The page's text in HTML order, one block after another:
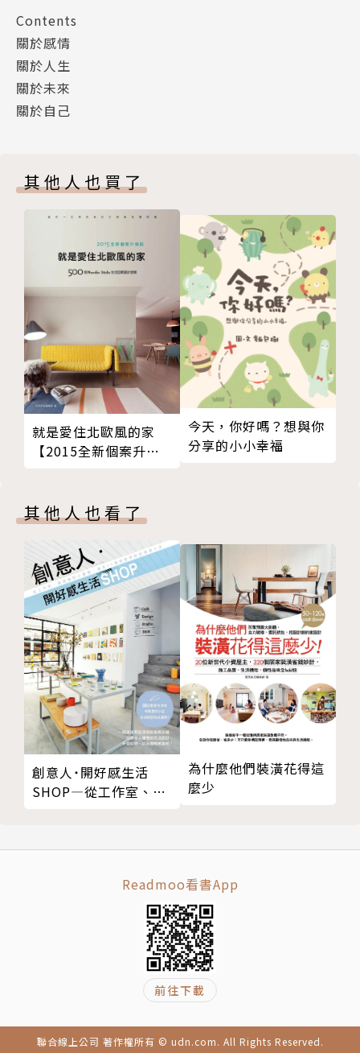
原以為只要付出，就能夠走到終點，
直到結束才發現，不是這樣就永遠。
每一段感情，不一定能完美，
但每段的感情，都會是成長，
不要死守回不去的那段回憶，
有關人生
心裡覺得過不去，
心裡覺得很痛苦。
試著不被情緒左右，
試著平復紊亂的心。
你會發現一切沒有那麼難。
有關未來
改變很難，尤其在習慣了以後，
決定改變前，總說服自己太多，
說服太久，都忘了還需要改變。
只要你願意改變，
都能找到更好的自己。
有關自己
你總是用放大鏡看自己，
看到的都是自己的不足，
看見的都是自己的缺點。
換一個顯微鏡看自己，
看看被你遺忘的專長，
看看被你忽略的優點。
記得自己的好，才會越來越好，
只看自己的不好，會忘記怎麼變好！
本書獻給每個認真生活，用心愛過的你
「因為失戀哭了一個禮拜，卻被Ring Riing的文章忽然
「忙完一天後，打開電腦看著Ring Ring的貼文，總能
Contents
關於感情
關於人生
關於未來
關於自己
其他人也買了
就是愛住北歐風的家
【2015全新個案升級
案
今天，你好嗎？想與你
分享的小小幸福
其他人也看了
創意人˙開好感生活
SHOP—從工作室、雜
為什麼他們裝潢花得這
麼少
Readmoo看書App
前往下載
聯合線上公司 著作權所有 © udn.com. All Rights Reserved.